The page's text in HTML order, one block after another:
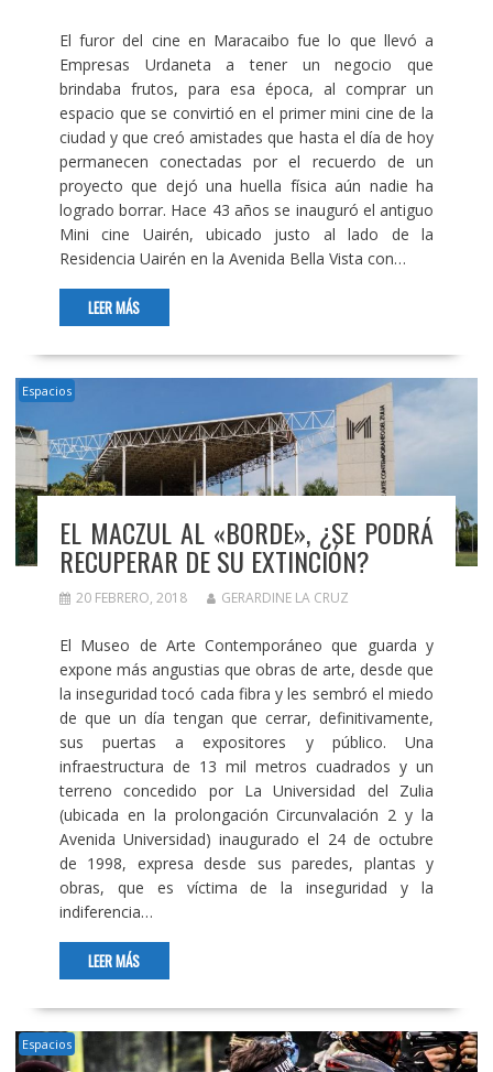
El furor del cine en Maracaibo fue lo que llevó a
Empresas Urdaneta a tener un negocio que
brindaba frutos, para esa época, al comprar un
espacio que se convirtió en el primer mini cine de la
ciudad y que creó amistades que hasta el día de hoy
permanecen conectadas por el recuerdo de un
proyecto que dejó una huella física aún nadie ha
logrado borrar. Hace 43 años se inauguró el antiguo
Mini cine Uairén, ubicado justo al lado de la
Residencia Uairén en la Avenida Bella Vista con…
LEER MÁS
Espacios
EL MACZUL AL «BORDE», ¿SE PODRÁ
RECUPERAR DE SU EXTINCIÓN?
20 FEBRERO, 2018 GERARDINE LA CRUZ
El Museo de Arte Contemporáneo que guarda y
expone más angustias que obras de arte, desde que
la inseguridad tocó cada fibra y les sembró el miedo
de que un día tengan que cerrar, definitivamente,
sus puertas a expositores y público. Una
infraestructura de 13 mil metros cuadrados y un
terreno concedido por La Universidad del Zulia
(ubicada en la prolongación Circunvalación 2 y la
Avenida Universidad) inaugurado el 24 de octubre
de 1998, expresa desde sus paredes, plantas y
obras, que es víctima de la inseguridad y la
indiferencia…
LEER MÁS
Espacios